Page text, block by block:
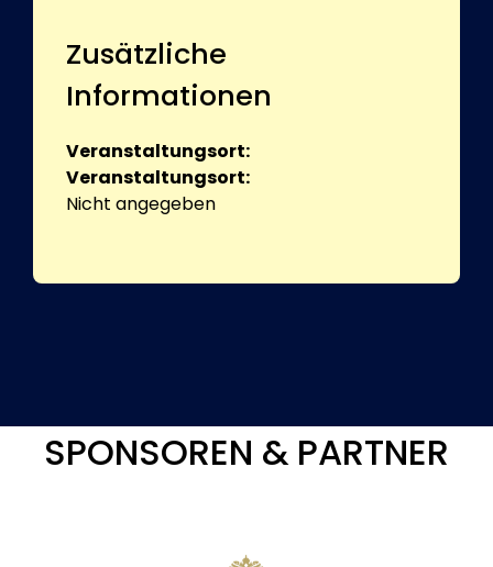
Zusätzliche
Informationen
Veranstaltungsort:
Veranstaltungsort:
Nicht angegeben
SPONSOREN & PARTNER